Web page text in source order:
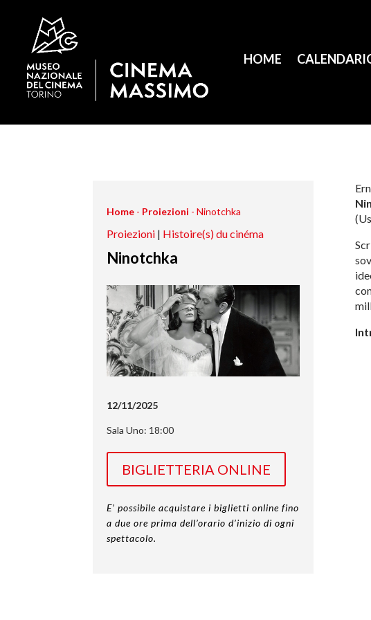
HOME
Home - Proiezioni -Ninotchka
Proiezioni | Histoire(s) du cinéma
Ninotchka
12/11/2025
Sala Uno: 18:00
BIGLIETTERIA ONLINE
E’ possibile acquistare i biglietti online fino
a due ore prima dell’orario d’inizio di ogni
spettacolo.